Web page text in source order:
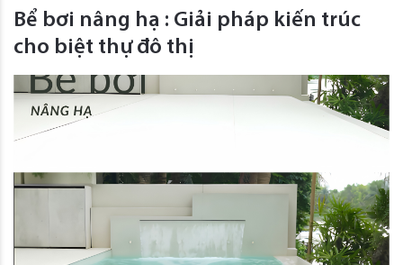
Bể bơi nâng hạ : Giải pháp kiến trúc
cho biệt thự đô thị